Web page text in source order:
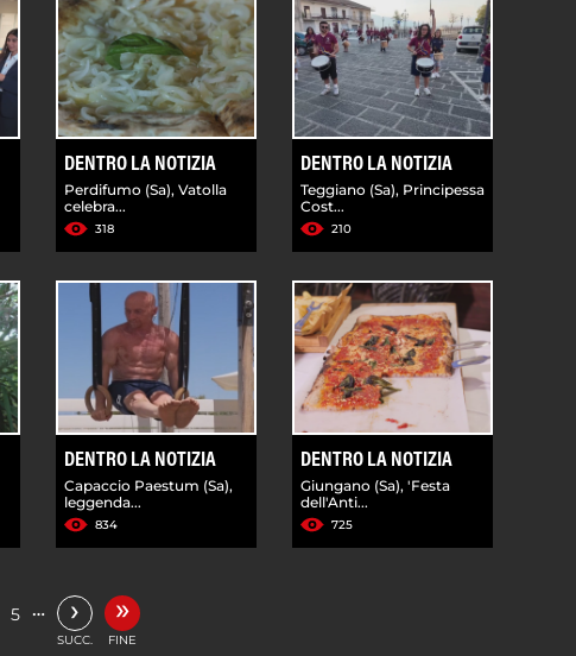
DENTRO LA NOTIZIA
Perdifumo (Sa), Vatolla
celebra...
318
DENTRO LA NOTIZIA
Teggiano (Sa), Principessa
Cost...
210
DENTRO LA NOTIZIA
Capaccio Paestum (Sa),
leggenda...
834
DENTRO LA NOTIZIA
Giungano (Sa), 'Festa
dell'Anti...
725
5 … ›
SUCC.
»
FINE